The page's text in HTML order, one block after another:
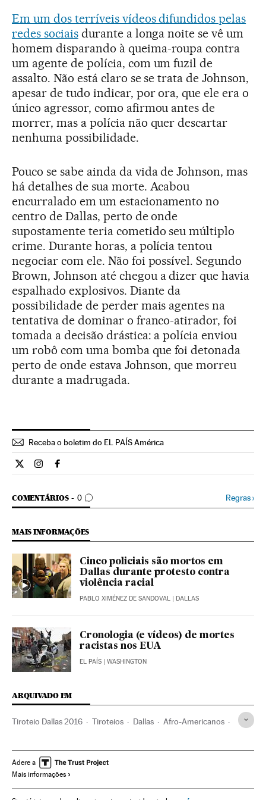
Em um dos terríveis vídeos difundidos pelas
redes sociaisdurante a longa noite se vê um
homem disparando à queima-roupa contra
um agente de polícia, com um fuzil de
assalto. Não está claro se se trata de Johnson,
apesar de tudo indicar, por ora, que ele era o
único agressor, como afirmou antes de
morrer, mas a polícia não quer descartar
nenhuma possibilidade.
Pouco se sabe ainda da vida de Johnson, mas
há detalhes de sua morte. Acabou
encurralado em um estacionamento no
centro de Dallas, perto de onde
supostamente teria cometido seu múltiplo
crime. Durante horas, a polícia tentou
negociar com ele. Não foi possível. Segundo
Brown, Johnson até chegou a dizer que havia
espalhado explosivos. Diante da
possibilidade de perder mais agentes na
tentativa de dominar o franco-atirador, foi
tomada a decisão drástica: a polícia enviou
um robô com uma bomba que foi detonada
perto de onde estava Johnson, que morreu
durante a madrugada.
Receba o boletim do EL PAÍS América
Internacional El País Brasil en Twitter
Internacional El País Brasil en Instagram
Internacional El País Brasil en Facebook
COMENTÁRIOS 0
COMENTÁRIOS Regras›
MAIS INFORMAÇÕES
Cinco policiais são mortos em
Dallas durante protesto contra
violência racial
PABLO XIMÉNEZ DE SANDOVAL | DALLAS
Cronologia (e vídeos) de mortes
racistas nos EUA
EL PAÍS | WASHINGTON
ARQUIVADO EM
Tiroteio Dallas 2016 Tiroteios Dallas Afro-Americanos
Violência racial Texas Afrodescendentes
Conflitos raciais
Adere a
Mais informações